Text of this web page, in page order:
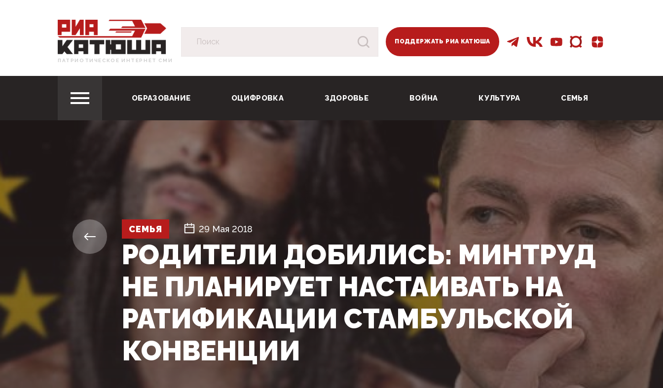
ПАТРИОТИЧЕСКОЕ ИНТЕРНЕТ СМИ
ПОДДЕРЖАТЬ РИА КАТЮША
ОБРАЗОВАНИЕ ОЦИФРОВКА ЗДОРОВЬЕ ВОЙНА КУЛЬТУРА СЕМЬЯ
СЕМЬЯ 29 Мая 2018
РОДИТЕЛИ ДОБИЛИСЬ: МИНТРУД
НЕ ПЛАНИРУЕТ НАСТАИВАТЬ НА
РАТИФИКАЦИИ СТАМБУЛЬСКОЙ
КОНВЕНЦИИ